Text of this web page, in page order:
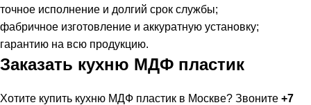
точное исполнение и долгий срок службы;
фабричное изготовление и аккуратную установку;
гарантию на всю продукцию.
Заказать кухню МДФ пластик
Хотите купить кухню МДФ пластик в Москве? Звоните +7